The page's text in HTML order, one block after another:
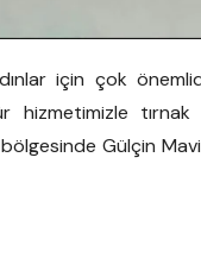
için çok
hizmetimizle
Gülçin